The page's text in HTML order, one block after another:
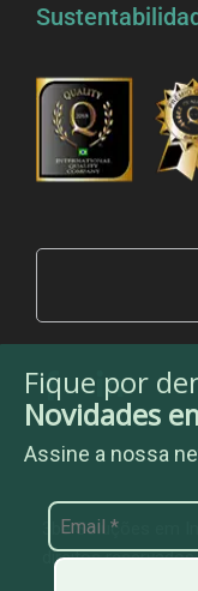
Fique por
Novidades
Assine a nossa
3be Soluções em
direitos